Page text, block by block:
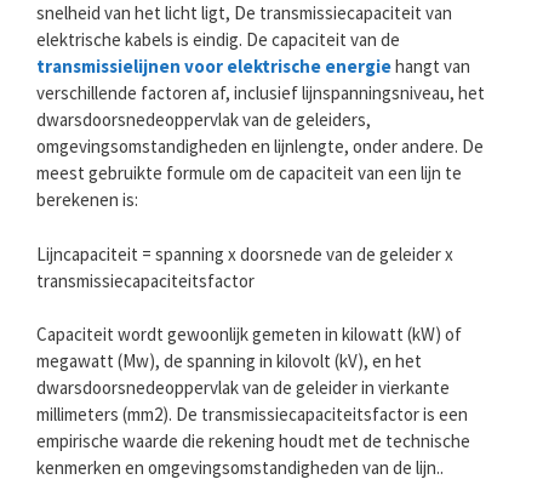
snelheid van het licht ligt, De transmissiecapaciteit van
elektrische kabels is eindig. De capaciteit van de
transmissielijnen voor elektrische energiehangt van
verschillende factoren af, inclusief lijnspanningsniveau, het
dwarsdoorsnedeoppervlak van de geleiders,
omgevingsomstandigheden en lijnlengte, onder andere. De
meest gebruikte formule om de capaciteit van een lijn te
berekenen is:
Lijncapaciteit = spanning x doorsnede van de geleider x
transmissiecapaciteitsfactor
Capaciteit wordt gewoonlijk gemeten in kilowatt (kW) of
megawatt (Mw), de spanning in kilovolt (kV), en het
dwarsdoorsnedeoppervlak van de geleider in vierkante
millimeters (mm2). De transmissiecapaciteitsfactor is een
empirische waarde die rekening houdt met de technische
kenmerken en omgevingsomstandigheden van de lijn..